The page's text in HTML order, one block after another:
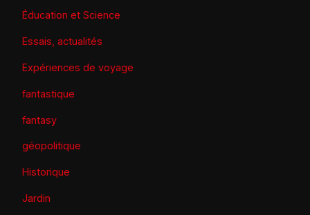
Éducation et Science
Essais, actualités
Expériences de voyage
fantastique
fantasy
géopolitique
Historique
Jardin